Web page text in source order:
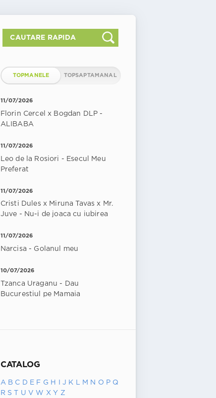
TOPMANELE TOPSAPTAMANAL
11/07/2026
Florin Cercel x Bogdan DLP -
ALIBABA
11/07/2026
Leo de la Rosiori - Esecul Meu
Preferat
11/07/2026
Cristi Dules x Miruna Tavas x Mr.
Juve - Nu-i de joaca cu iubirea
11/07/2026
Narcisa - Golanul meu
10/07/2026
Tzanca Uraganu - Dau
Bucurestiul pe Mamaia
CATALOG
A B C D E F G H J K M N O P Q
R S U V W X Y Z